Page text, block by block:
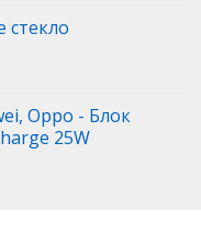
стекло
Oppo - Блок
25W